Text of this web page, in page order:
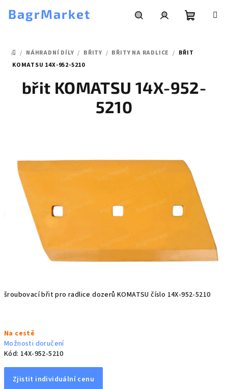
BagrMarket
DOMŮ
/ NÁHRADNÍ DÍLY / BŘITY / BŘITY NA RADLICE / BŘIT
KOMATSU 14X-952-5210
šroubovací břit pro radlice dozerů KOMATSU číslo 14X-952-5210
cena:
Na cestě
Možnosti doručení
Kód: 14X-952-5210
Zjistit individuální cenu
břit KOMATSU 14X-952-
5210